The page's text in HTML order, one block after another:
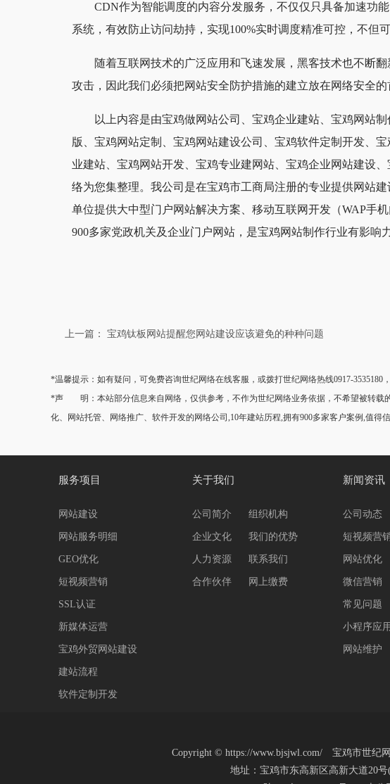
CDN作为智能调度的内容分发服务，不仅仅只具备加速功
系统，有效防止访问劫持，实现100%实时调度精准可控，不但
随着互联网技术的广泛应用和飞速发展，黑客技术也不断
攻击，因此我们必须把网站安全防护措施的建立放在网络安全的
以上内容是由宝鸡做网站公司、宝鸡企业建站、宝鸡网站
版、宝鸡网站定制、宝鸡网站建设公司、宝鸡软件定制开发、
业建站、宝鸡网站开发、宝鸡专业建网站、宝鸡企业网站建设
络为您集整理。我公司是在宝鸡市工商局注册的专业提供网站
单位提供大中型门户网站解决方案、移动互联网开发（WAP手
900多家党政机关及企业门户网站，是宝鸡网站制作行业有影响
上一篇： 宝鸡钛板网站提醒您网站建设应该避免的种种问题
*温馨提示：如有疑问，可免费咨询世纪网络在线客服，或拨打世纪网络热线0917-3535180
*声 明：本站部分信息来自网络，仅供参考，不作为世纪网络业务依据，不希望被转载
化、网站托管、网络推广、软件开发的网络公司,10年建站历程,拥有900多家客户案例,值得信
服务项目
网站建设
网站服务明细
GEO优化
短视频营销
SSL认证
新媒体运营
宝鸡外贸网站建设
建站流程
软件定制开发
关于我们
公司简介 组织机构
企业文化 我们的优势
人力资源 联系我们
合作伙伴 网上缴费
新闻资讯
公司动态
短视频营
网站优化
微信营销
常见问题
小程序应用
网站维护
Copyright © https://www.bjsjwl.com/ 宝鸡市世纪
地址：宝鸡市东高新区高新大道20